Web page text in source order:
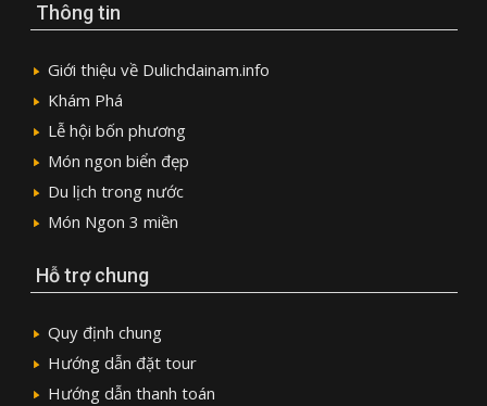
Thông tin
Giới thiệu về Dulichdainam.info
Khám Phá
Lễ hội bốn phương
Món ngon biển đẹp
Du lịch trong nước
Món Ngon 3 miền
Hỗ trợ chung
Quy định chung
Hướng dẫn đặt tour
Hướng dẫn thanh toán